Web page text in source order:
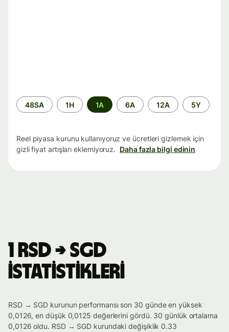
Zaman
aralığı
48SA 1H 1A 6A 12A 5Y
Reel piyasa kurunu kullanıyoruz ve ücretleri gizlemek için
gizli fiyat artışları eklemiyoruz. Daha fazla bilgi edinin
1 RSD → SGD
istatistikleri
RSD → SGD kurunun performansı son 30 günde en yüksek
0,0126, en düşük 0,0125 değerlerini gördü. 30 günlük ortalama
0,0126 oldu. RSD → SGD kurundaki değişiklik 0.33